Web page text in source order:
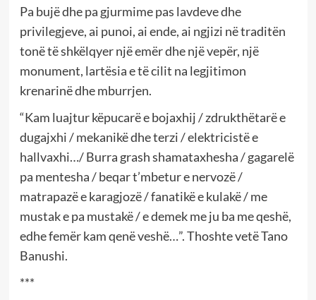
Pa bujë dhe pa gjurmime pas lavdeve dhe
privilegjeve, ai punoi, ai ende, ai ngjizi në traditën
tonë të shkëlqyer një emër dhe një vepër, një
monument, lartësia e të cilit na legjitimon
krenarinë dhe mburrjen.
“Kam luajtur këpucarë e bojaxhij / zdrukthëtarë e
dugajxhi / mekanikë dhe terzi / elektricistë e
hallvaxhi…/ Burra grash shamataxhesha / gagarelë
pa mentesha / beqar t’mbetur e nervozë /
matrapazë e karagjozë / fanatikë e kulakë / me
mustak e pa mustakë / e demek me ju ba me qeshë,
edhe femër kam qenë veshë…”. Thoshte vetë Tano
Banushi.
***